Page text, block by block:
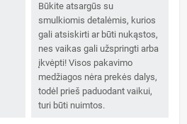
Būkite atsargūs su
smulkiomis detalėmis, kurios
gali atsiskirti ar būti nukąstos,
nes vaikas gali užspringti arba
įkvėpti! Visos pakavimo
medžiagos nėra prekės dalys,
todėl prieš paduodant vaikui,
turi būti nuimtos.